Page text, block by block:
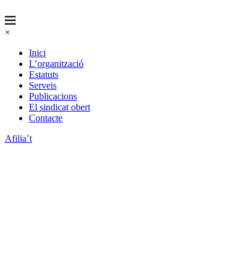
×
Inici
L’organització
Estatuts
Serveis
Publicacions
El sindicat obert
Contacte
Afilia’t